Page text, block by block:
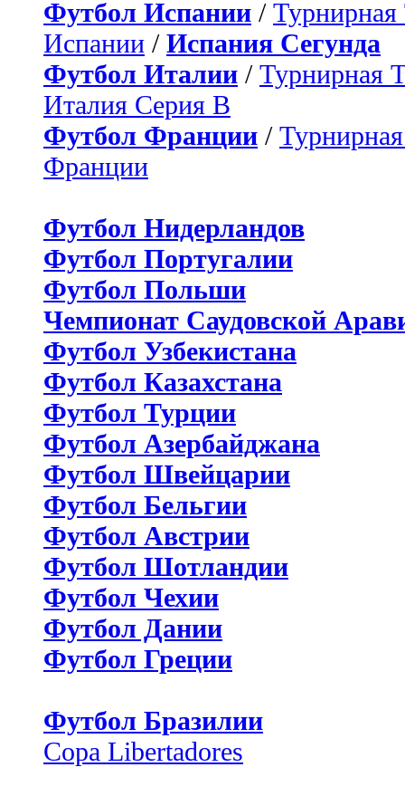
Футбол Испании / Турнирная
Испании / Испания Сегунда
Футбол Италии / Турнирная
Италия Серия B
Футбол Франции /
Франции
Футбол Нидерландов
Футбол Португалии
Футбол Польши
Чемпионат Саудовской
Футбол Узбекистана
Футбол Казахстана
Футбол Турции
Футбол Азербайджана
Футбол Швейцарии
Футбол Бельгии
Футбол Австрии
Футбол Шотландии
Футбол Чехии
Футбол Дании
Футбол Греции
Футбол Бразилии
Copa Libertadores